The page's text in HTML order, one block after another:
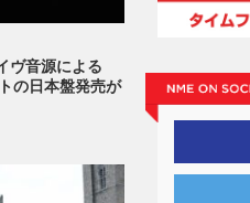
ヴ音源による
の日本盤発売が